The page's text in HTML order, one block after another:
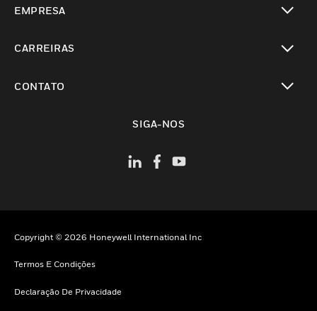
EMPRESA
CARREIRAS
CONTATO
SIGA-NOS
Copyright © 2026 Honeywell International Inc
Termos E Condições
Declaração De Privacidade